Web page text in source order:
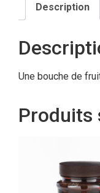
Description
Une bouche de
Produits